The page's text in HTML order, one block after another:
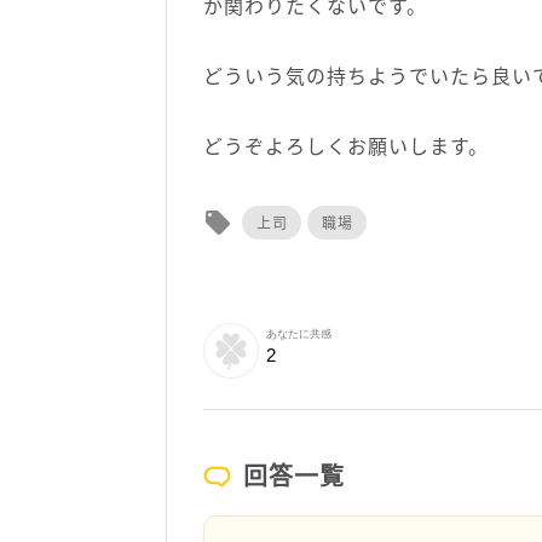
どういう気の持ちようでいたら良い
どうぞよろしくお願いします。
local_offer 上司 職場
あなたに共感
2
回答一覧